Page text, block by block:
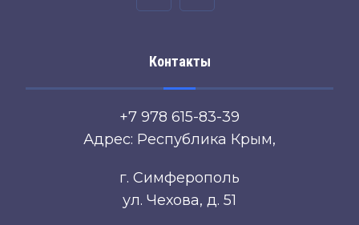
Контакты
+7 978 615-83-39
Адрес: Республика Крым,
г. Симферополь
ул. Чехова, д. 51